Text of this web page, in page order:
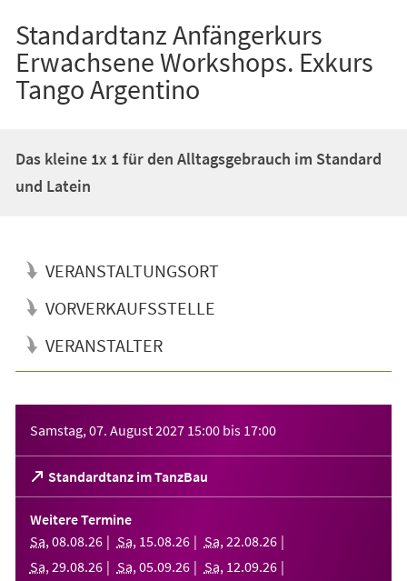
Standardtanz Anfängerkurs
Erwachsene Workshops. Exkurs
Tango Argentino
Das kleine 1x 1 für den Alltagsgebrauch im Standard
und Latein
VERANSTALTUNGSORT
VORVERKAUFSSTELLE
VERANSTALTER
Samstag, 07. August 2027 15:00 bis 17:00
Standardtanz im TanzBau
(Öffnet
in
einem
neuen
Tab)
Weitere Termine
Sa, 08.08.26 Sa, 15.08.26 Sa, 22.08.26
Sa, 29.08.26 Sa, 05.09.26 Sa, 12.09.26